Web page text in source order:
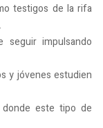
testigos de la rifa
seguir impulsando
y jóvenes estudien
donde este tipo de